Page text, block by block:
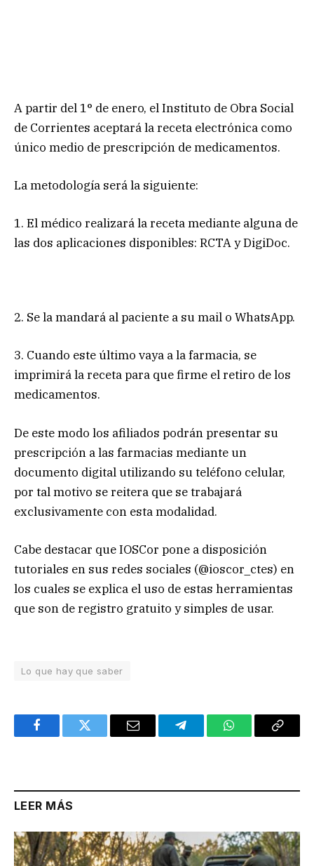
A partir del 1° de enero, el Instituto de Obra Social
de Corrientes aceptará la receta electrónica como
único medio de prescripción de medicamentos.
La metodología será la siguiente:
1. El médico realizará la receta mediante alguna de
las dos aplicaciones disponibles: RCTA y DigiDoc.
2. Se la mandará al paciente a su mail o WhatsApp.
3. Cuando este último vaya a la farmacia, se
imprimirá la receta para que firme el retiro de los
medicamentos.
De este modo los afiliados podrán presentar su
prescripción a las farmacias mediante un
documento digital utilizando su teléfono celular,
por tal motivo se reitera que se trabajará
exclusivamente con esta modalidad.
Cabe destacar que IOSCor pone a disposición
tutoriales en sus redes sociales (@ioscor_ctes) en
los cuales se explica el uso de estas herramientas
que son de registro gratuito y simples de usar.
Lo que hay que saber
FacebookTwitter Email TelegramWhatsAppCopy
LEER MÁS